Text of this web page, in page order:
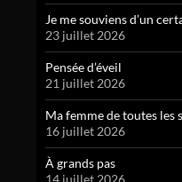
Je me souviens d’un
23 juillet 2026
Pensée d’éveil
21 juillet 2026
Ma femme de toutes les
16 juillet 2026
À grands pas